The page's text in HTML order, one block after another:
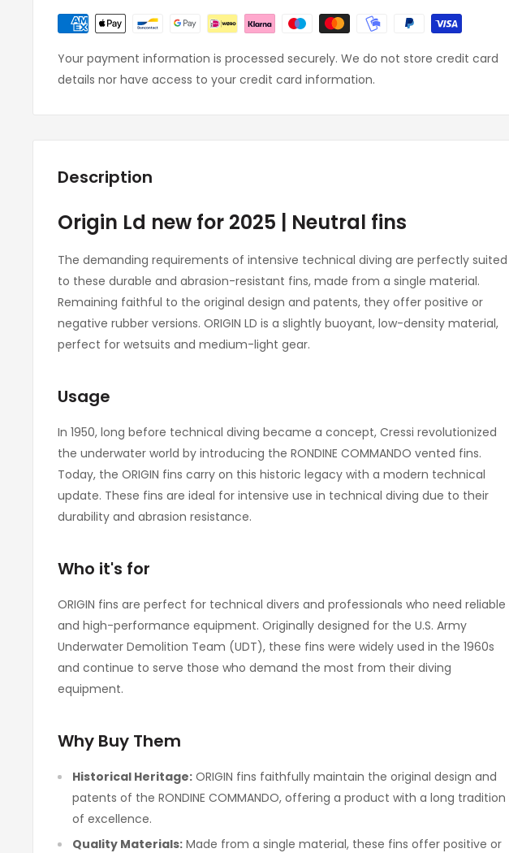
Your payment information is processed securely. We do not store credit card
details nor have access to your credit card information.
Description
Origin Ld new for 2025 | Neutral fins
The demanding requirements of intensive technical diving are perfectly suited
to these durable and abrasion-resistant fins, made from a single material.
Remaining faithful to the original design and patents, they offer positive or
negative rubber versions. ORIGIN LD is a slightly buoyant, low-density material,
perfect for wetsuits and medium-light gear.
Usage
In 1950, long before technical diving became a concept, Cressi revolutionized
the underwater world by introducing the RONDINE COMMANDO vented fins.
Today, the ORIGIN fins carry on this historic legacy with a modern technical
update. These fins are ideal for intensive use in technical diving due to their
durability and abrasion resistance.
Who it's for
ORIGIN fins are perfect for technical divers and professionals who need reliable
and high-performance equipment. Originally designed for the U.S. Army
Underwater Demolition Team (UDT), these fins were widely used in the 1960s
and continue to serve those who demand the most from their diving
equipment.
Why Buy Them
Historical Heritage: ORIGIN fins faithfully maintain the original design and
patents of the RONDINE COMMANDO, offering a product with a long tradition
of excellence.
Quality Materials: Made from a single material, these fins offer positive or